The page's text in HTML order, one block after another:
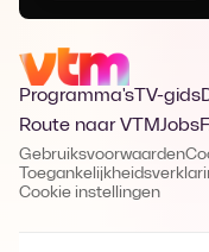
Programma's TV-gids
Route naar VTMJobs
Gebruiksvoorwaarden
Cookie instellingen